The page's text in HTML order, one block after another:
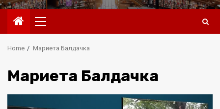
Primary
Menu
Home Мариета Балдачка
Мариета Балдачка